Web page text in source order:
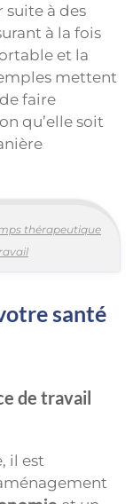
à des
à la fois
et la
mettent
faire
qu’elle soit
thérapeutique
santé
de travail
il est